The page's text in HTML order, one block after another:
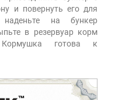
и повернуть его для
на бункер
в резервуар корм
Кормушка готова к